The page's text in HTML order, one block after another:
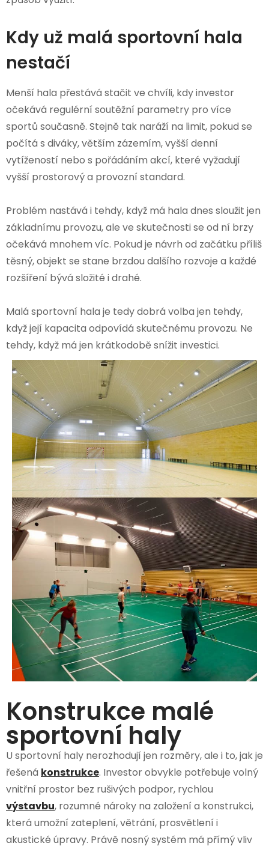
Kdy už malá sportovní hala
nestačí
Menší hala přestává stačit ve chvíli, kdy investor
očekává regulérní soutěžní parametry pro více
sportů současně. Stejně tak naráží na limit, pokud se
počítá s diváky, větším zázemím, vyšší denní
vytížeností nebo s pořádáním akcí, které vyžadují
vyšší prostorový a provozní standard.
Problém nastává i tehdy, když má hala dnes sloužit jen
základnímu provozu, ale ve skutečnosti se od ní brzy
očekává mnohem víc. Pokud je návrh od začátku příliš
těsný, objekt se stane brzdou dalšího rozvoje a každé
rozšíření bývá složité i drahé.
Malá sportovní hala je tedy dobrá volba jen tehdy,
když její kapacita odpovídá skutečnému provozu. Ne
tehdy, když má jen krátkodobě snížit investici.
Konstrukce malé
sportovní haly
U sportovní haly nerozhodují jen rozměry, ale i to, jak je
řešená konstrukce. Investor obvykle potřebuje volný
vnitřní prostor bez rušivých podpor, rychlou
výstavbu, rozumné nároky na založení a konstrukci,
která umožní zateplení, větrání, prosvětlení i
akustické úpravy. Právě nosný systém má přímý vliv